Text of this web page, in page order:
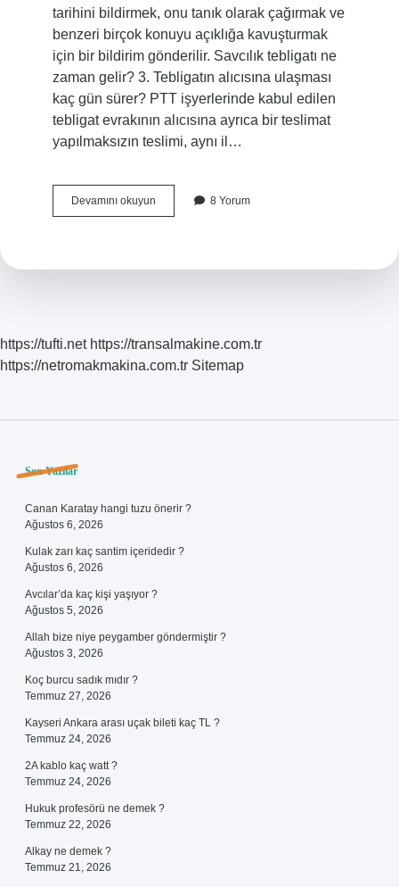
tarihini bildirmek, onu tanık olarak çağırmak ve
benzeri birçok konuyu açıklığa kavuşturmak
için bir bildirim gönderilir. Savcılık tebligatı ne
zaman gelir? 3. Tebligatın alıcısına ulaşması
kaç gün sürer? PTT işyerlerinde kabul edilen
tebligat evrakının alıcısına ayrıca bir teslimat
yapılmaksızın teslimi, aynı il…
Devamını okuyunSavcılıktan
Gelen
8 Yorum
https://tufti.net https://transalmakine.com.tr
https://netromakmakina.com.tr Sitemap
Sidebar
Son Yazılar
Canan Karatay hangi tuzu önerir ?
Ağustos 6, 2026
Kulak zarı kaç santim içeridedir ?
Ağustos 6, 2026
Avcılar’da kaç kişi yaşıyor ?
Ağustos 5, 2026
Allah bize niye peygamber göndermiştir ?
Ağustos 3, 2026
Koç burcu sadık mıdır ?
Temmuz 27, 2026
Kayseri Ankara arası uçak bileti kaç TL ?
Temmuz 24, 2026
2A kablo kaç watt ?
Temmuz 24, 2026
Hukuk profesörü ne demek ?
Temmuz 22, 2026
Alkay ne demek ?
Temmuz 21, 2026